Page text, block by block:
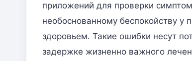
приложений для проверки
необоснованному беспокойству у
здоровьем. Такие ошибки несут
задержке жизненно важного